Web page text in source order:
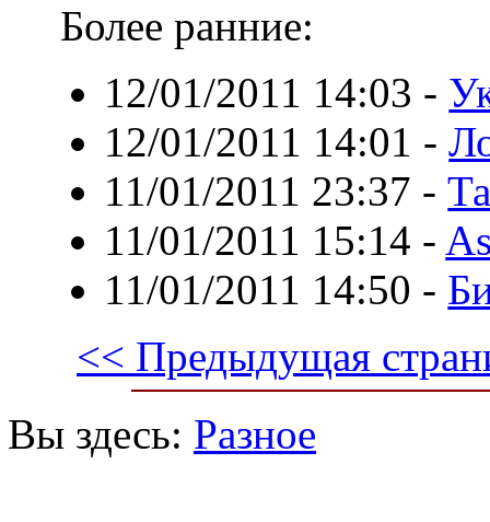
Более ранние:
12/01/2011 14:03 -
12/01/2011 14:01 -
11/01/2011 23:37 -
11/01/2011 15:14 -
11/01/2011 14:50 -
<< Предыдущая
Вы здесь: Разное